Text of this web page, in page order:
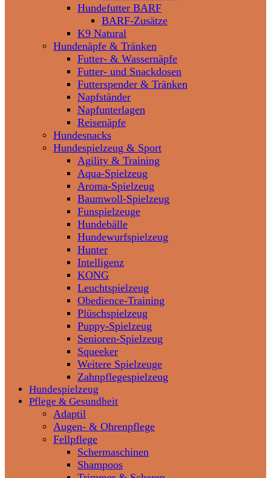
Hundefutter BARF
BARF-Zusätze
K9 Natural
Hundenäpfe & Tränken
Futter- & Wassernäpfe
Futter- und Snackdosen
Futterspender & Tränken
Napfständer
Napfunterlagen
Reisenäpfe
Hundesnacks
Hundespielzeug & Sport
Agility & Training
Aqua-Spielzeug
Aroma-Spielzeug
Baumwoll-Spielzeug
Funspielzeuge
Hundebälle
Hundewurfspielzeug
Hunter
Intelligenz
KONG
Leuchtspielzeug
Obedience-Training
Plüschspielzeug
Puppy-Spielzeug
Senioren-Spielzeug
Squeeker
Weitere Spielzeuge
Zahnpflegespielzeug
Hundespielzeug
Pflege & Gesundheit
Adaptil
Augen- & Ohrenpflege
Fellpflege
Schermaschinen
Shampoos